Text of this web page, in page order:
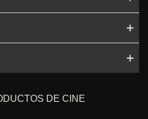
DE CINE